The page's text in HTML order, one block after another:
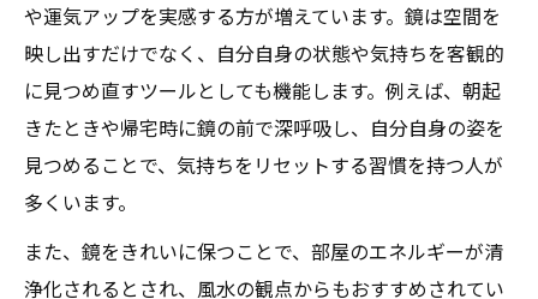
や運気アップを実感する方が増えています。鏡は空間を
映し出すだけでなく、自分自身の状態や気持ちを客観的
に見つめ直すツールとしても機能します。例えば、朝起
きたときや帰宅時に鏡の前で深呼吸し、自分自身の姿を
見つめることで、気持ちをリセットする習慣を持つ人が
多くいます。
また、鏡をきれいに保つことで、部屋のエネルギーが清
浄化されるとされ、風水の観点からもおすすめされてい